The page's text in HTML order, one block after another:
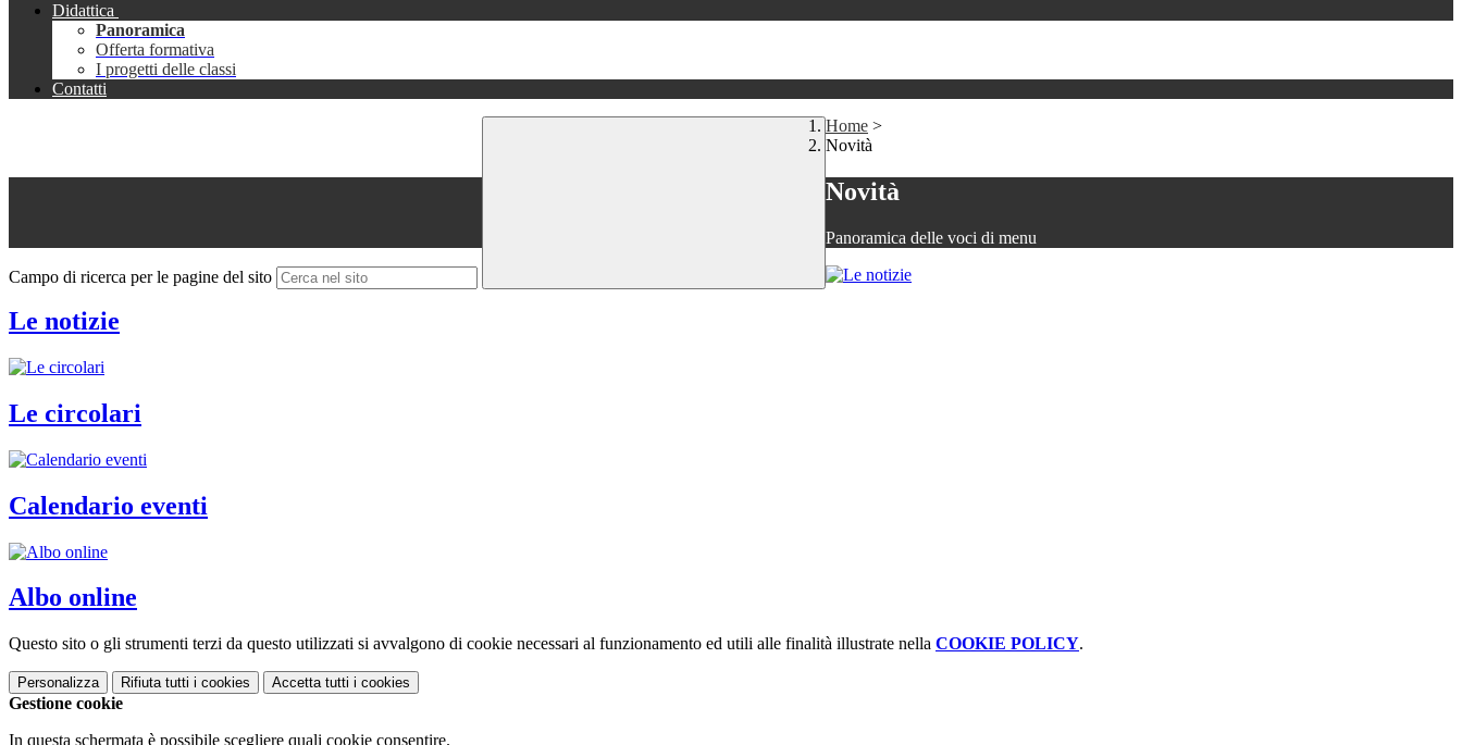
Didattica
Panoramica
Offerta formativa
I progetti delle classi
Contatti
Campo di ricerca per le pagine del sito
Home >
Novità
Novità
Panoramica delle voci di menu
Le notizie
Le circolari
Calendario eventi
Albo online
Questo sito o gli strumenti terzi da questo utilizzati si avvalgono di cookie necessari al funzionamento ed utili alle finalità illustrate nella COOKIE POLICY.
Personalizza Rifiuta tutti i cookies Accetta tutti i cookies
Gestione cookie
In questa schermata è possibile scegliere quali cookie consentire.